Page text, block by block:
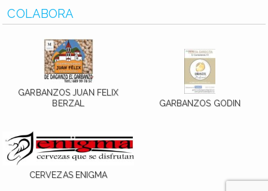
COLABORA
GARBANZOS JUAN FELIX
BERZAL
GARBANZOS GODIN
CERVEZAS ENIGMA